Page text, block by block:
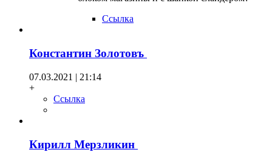
Ссылка
Константин Золотовъ
07.03.2021 | 21:14
+
Ссылка
Кирилл Мерзликин